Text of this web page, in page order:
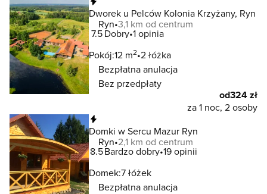
Dworek u Pelców Kolonia Krzyżany, Ryn
Ryn 3,1 km od centrum
7.5Dobry 1 opinia
Pokój:12 m2 2 łóżka
Bezpłatna anulacja
Bez przedpłaty
od324 zł
za 1 noc, 2 osoby
Domki w Sercu Mazur Ryn
Ryn 2,1 km od centrum
8.5Bardzo dobry 19 opinii
Domek:7 łóżek
Bezpłatna anulacja